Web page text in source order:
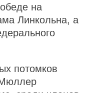
на
Линкольна, а
потомков
Мюллер